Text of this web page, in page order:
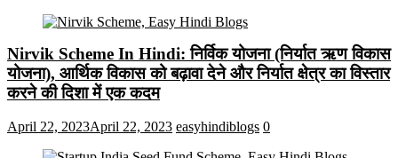
Nirvik Scheme In Hindi: निर्विक योजना (निर्यात ऋण विकास
योजना), आर्थिक विकास को बढ़ावा देने और निर्यात क्षेत्र का विस्तार
करने की दिशा में एक कदम
April 22, 2023April 22, 2023 easyhindiblogs 0